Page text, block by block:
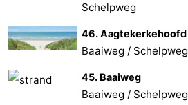
Schelpweg
46. Aagtekerkehoofd
Baaiweg / Schelpweg
45. Baaiweg
Baaiweg / Schelpweg